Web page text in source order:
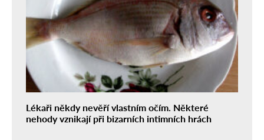
Lékaři někdy nevěří vlastním očím. Některé
nehody vznikají při bizarních intimních hrách